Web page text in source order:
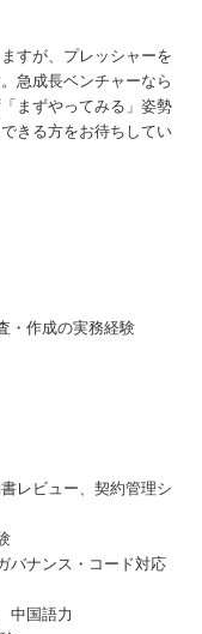
すが、プレッシャーを
急成長ベンチャーなら
まずやってみる」姿勢
きる方をお待ちしてい
・作成の実務経験
レビュー、契約管理シ
バナンス・コード対応
中国語力